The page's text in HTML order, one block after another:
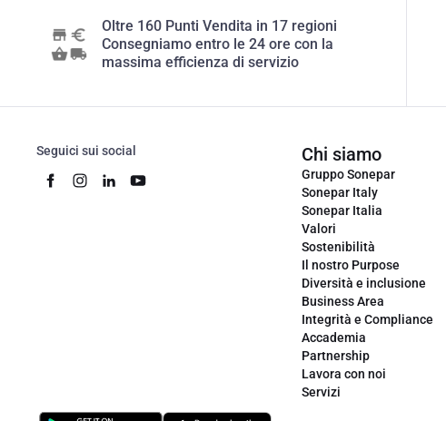
Oltre 160 Punti Vendita in 17 regioni
Consegniamo entro le 24 ore con la
massima efficienza di servizio
Seguici sui social Chi siamo
Gruppo Sonepar
Sonepar Italy
Sonepar Italia
Valori
Sostenibilità
Il nostro Purpose
Diversità e inclusione
Business Area
Integrità e Compliance
Accademia
Partnership
Lavora con noi
Servizi